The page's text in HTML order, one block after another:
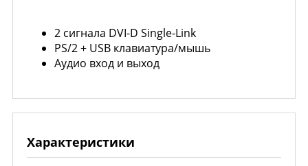
2 сигнала DVI-D Single-Link
PS/2 + USB клавиатура/мышь
Аудио вход и выход
Характеристики